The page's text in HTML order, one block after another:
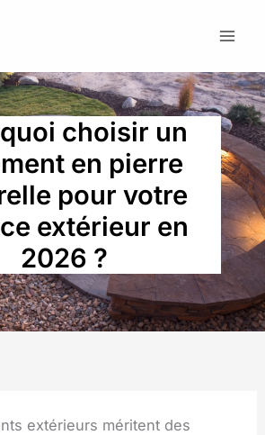
choisir un
en pierre
pour votre
extérieur en
2026 ?
extérieurs méritent des